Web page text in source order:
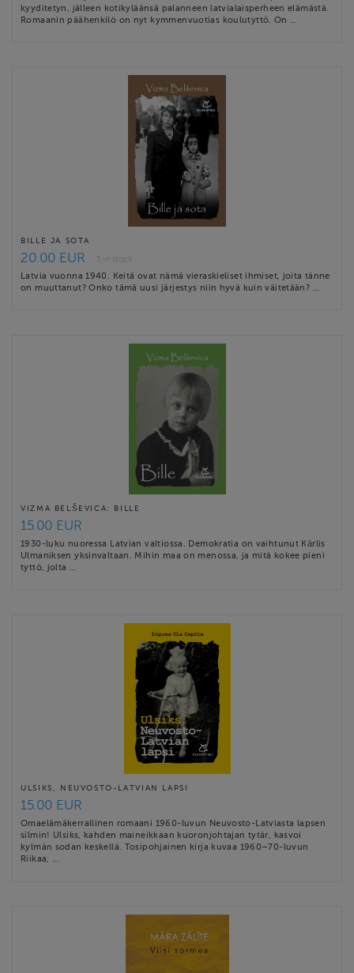
kyyditetyn, jälleen kotikyläänsä palanneen latvialaisperheen elämästä.
Romaanin päähenkilö on nyt kymmenvuotias koulutyttö. On …
BILLE JA SOTA
20.00 EUR
5 in stock
Latvia vuonna 1940. Keitä ovat nämä vieraskieliset ihmiset, joita tänne
on muuttanut? Onko tämä uusi järjestys niin hyvä kuin väitetään? …
VIZMA BELŠEVICA: BILLE
15.00 EUR
1930-luku nuoressa Latvian valtiossa. Demokratia on vaihtunut Kārlis
Ulmaniksen yksinvaltaan. Mihin maa on menossa, ja mitä kokee pieni
tyttö, jolta …
ULSIKS, NEUVOSTO-LATVIAN LAPSI
15.00 EUR
Omaelämäkerrallinen romaani 1960-luvun Neuvosto-Latviasta lapsen
silmin! Ulsiks, kahden maineikkaan kuoronjohtajan tytär, kasvoi
kylmän sodan keskellä. Tosipohjainen kirja kuvaa 1960–70-luvun
Riikaa, …